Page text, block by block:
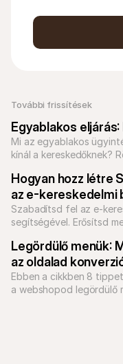
További frissítések
Egyablakos
Mi az egyablakos
kínál a kereskedőknek?
Hogyan hozz létre
az e-kereskedelmi
Szabadítsd fel az e-
segítségével. Erősítsd
Legördülő menük:
az oldalad
Ebben a cikkben 8
a webshopod legördülő